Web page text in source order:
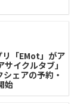
「EMot」がア
イクルタブ」
ェアの予約・
始